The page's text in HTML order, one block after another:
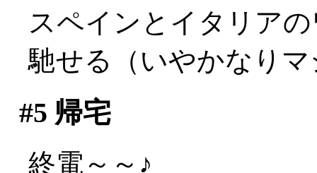
スペインとイタリア
馳せる（いやかなりマ
#5 帰宅
終電～～♪